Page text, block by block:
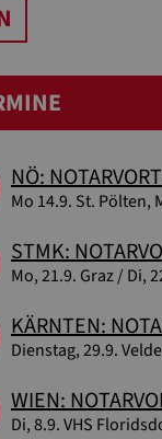
NÖ:
Mo 14.9. St. Pölten,
STMK:
Mo, 21.9. Graz / Di,
KÄRNTEN:
Dienstag, 29.9.
WIEN:
Di, 8.9. VHS